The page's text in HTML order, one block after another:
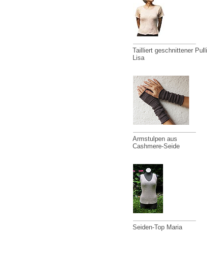
Tailliert geschnittener Pulli
Lisa
Armstulpen aus
Cashmere-Seide
Seiden-Top Maria